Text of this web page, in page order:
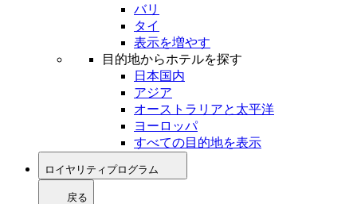
バリ
タイ
表示を増やす
目的地からホテルを探す
日本国内
アジア
オーストラリアと太平洋
ヨーロッパ
すべての目的地を表示
ロイヤリティプログラム
戻る